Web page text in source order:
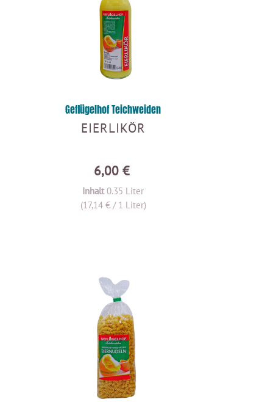
Geflügelhof Teichweiden
EIERLIKÖR
6,00 €
Inhalt0.35 Liter
(17,14 € / 1 Liter)